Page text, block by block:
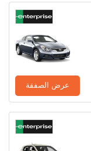
عرض الصفقة